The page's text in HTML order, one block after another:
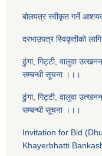
बोलपत्र स्वीकृत गर्ने
दरभाउपत्र स्विकृतीको
ढुंगा, गिट्टी, वालुवा
सम्बन्धी सूचना ।।।
ढुंगा, गिट्टी, वालुवा
सम्बन्धी सूचना ।।।
Invitation for Bid
Khayerbhatti